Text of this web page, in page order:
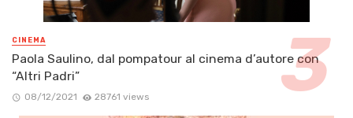
CINEMA
Paola Saulino, dal pompatour al cinema d’autore con
“Altri Padri”
08/12/2021 28761 views